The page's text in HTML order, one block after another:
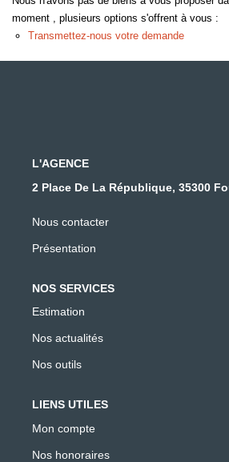
moment , plusieurs options s'offrent à vous :
Transmettez-nous votre demande
L'AGENCE
2 Place De La République, 35300
Nous contacter
Présentation
NOS SERVICES
Estimation
Nos actualités
Nos outils
LIENS UTILES
Mon compte
Nos honoraires